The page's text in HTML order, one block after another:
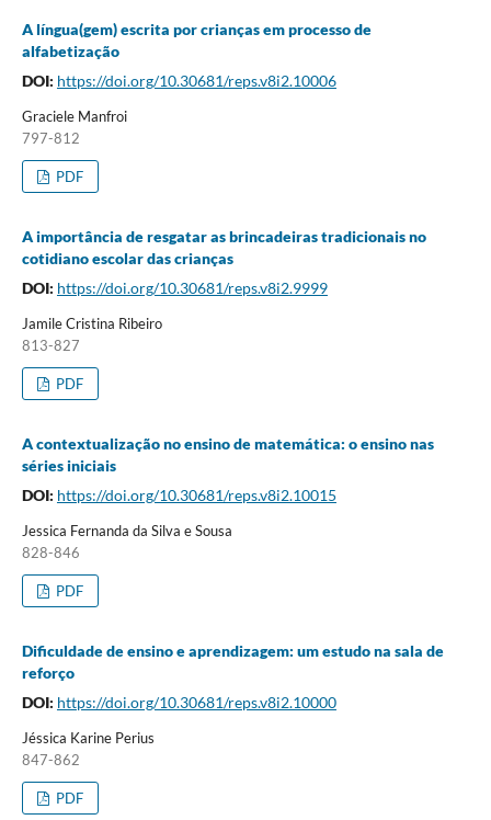
A língua(gem) escrita por crianças em processo de
alfabetização
DOI: https://doi.org/10.30681/reps.v8i2.10006
Graciele Manfroi
797-812
PDF
A importância de resgatar as brincadeiras tradicionais no
cotidiano escolar das crianças
DOI: https://doi.org/10.30681/reps.v8i2.9999
Jamile Cristina Ribeiro
813-827
PDF
A contextualização no ensino de matemática: o ensino nas
séries iniciais
DOI: https://doi.org/10.30681/reps.v8i2.10015
Jessica Fernanda da Silva e Sousa
828-846
PDF
Dificuldade de ensino e aprendizagem: um estudo na sala de
reforço
DOI: https://doi.org/10.30681/reps.v8i2.10000
Jéssica Karine Perius
847-862
PDF